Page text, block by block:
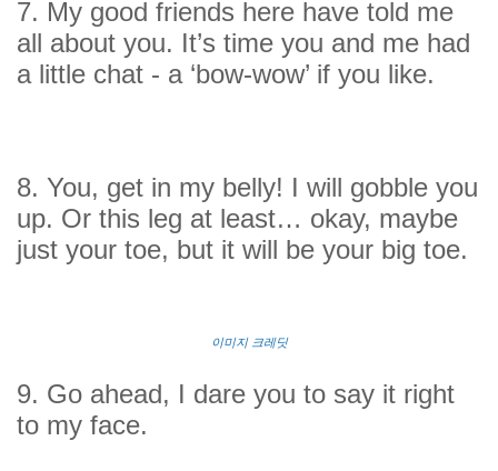
7. My good friends here have told me
all about you. It’s time you and me had
a little chat - a ‘bow-wow’ if you like.
8. You, get in my belly! I will gobble you
up. Or this leg at least… okay, maybe
just your toe, but it will be your big toe.
이미지 크레딧
9. Go ahead, I dare you to say it right
to my face.